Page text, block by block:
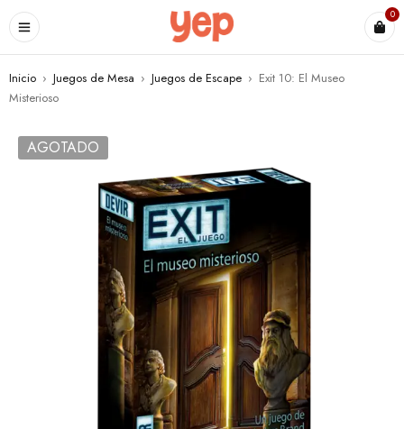
0
Inicio › Juegos de Mesa › Juegos de Escape › Exit 10: El Museo
Misterioso
AGOTADO